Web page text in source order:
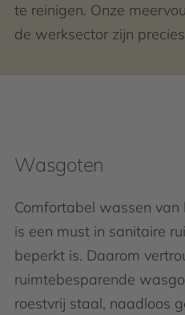
te reinigen. Onze
de werksector zijn
Wasgoten
Comfortabel wassen
is een must in sanitaire
beperkt is. Daarom
ruimtebesparende
roestvrij staal, naadloos